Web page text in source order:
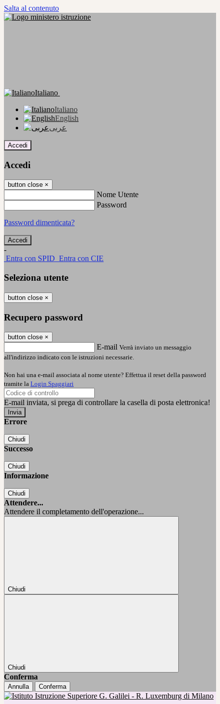
Salta al contenuto
Italiano
Italiano
English
عربى
Accedi
Accedi
button close ×
Nome Utente
Password
Password dimenticata?
-
Entra con SPID Entra con CIE
Seleziona utente
button close ×
Recupero password
button close ×
E-mail Verrà inviato un messaggio
all'indirizzo indicato con le istruzioni necessarie.
Non hai una e-mail associata al nome utente? Effettua il reset della password
tramite la Login Spaggiari
E-mail inviata, si prega di controllare la casella di posta elettronica!
Errore
Chiudi
Successo
Chiudi
Informazione
Chiudi
Attendere...
Attendere il completamento dell'operazione...
Chiudi
Chiudi
Conferma
Annulla Conferma